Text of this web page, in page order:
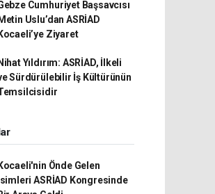
Cumhuriyet Başsavcısı
Metin Uslu’dan ASRİAD
Kocaeli’ye Ziyaret
Nihat Yıldırım: ASRİAD, İlkeli
Sürdürülebilir İş Kültürünün
Kocaeli'nin Önde Gelen
ASRİAD Kongresinde